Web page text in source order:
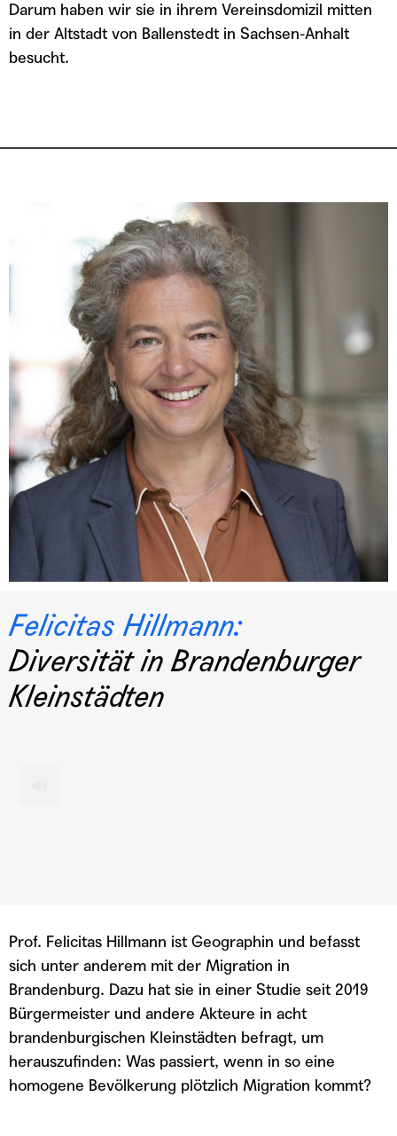
Darum haben wir sie in ihrem Vereinsdomizil mitten
in der Altstadt von Ballenstedt in Sachsen-Anhalt
besucht.
Felicitas Hillmann:
Diversität in Brandenburger
Kleinstädten
ABONNIEREN
TEILEN
RSS FEED
LINK
EMBED
Prof. Felicitas Hillmann ist Geographin und befasst
sich unter anderem mit der Migration in
Brandenburg. Dazu hat sie in einer Studie seit 2019
Bürgermeister und andere Akteure in acht
brandenburgischen Kleinstädten befragt, um
herauszufinden: Was passiert, wenn in so eine
homogene Bevölkerung plötzlich Migration kommt?